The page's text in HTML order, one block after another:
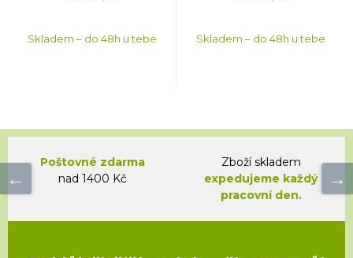
Skladem – do 48h u tebe Skladem – do 48h u tebe
Poštovné zdarma
nad 1400 Kč
Zboží skladem
expedujeme každý
pracovní den.